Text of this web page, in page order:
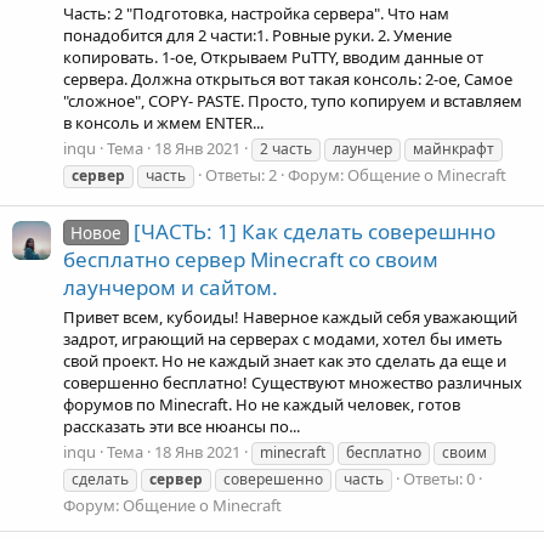
Часть: 2 "Подготовка, настройка сервера". Что нам
понадобится для 2 части: ​ 1. Ровные руки. 2. Умение
копировать. 1-ое, Открываем PuTTY, вводим данные от
сервера. Должна открыться вот такая консоль: 2-ое, Самое
"сложное", COPY- PASTE. Просто, тупо копируем и вставляем
в консоль и жмем ENTER...
inqu Тема 18 Янв 2021 2 часть лаунчер
майнкрафт
сервер
часть Ответы: 2 Форум: Общение о Minecraft
Новое
[ЧАСТЬ: 1] Как сделать соверешнно
бесплатно сервер Minecraft со своим
лаунчером и сайтом.
Привет всем, кубоиды! Наверное каждый себя уважающий
задрот, играющий на серверах с модами, хотел бы иметь
свой проект. Но не каждый знает как это сделать да еще и
совершенно бесплатно! Существуют множество различных
форумов по Minecraft. Но не каждый человек, готов
рассказать эти все нюансы по...
inqu Тема 18 Янв 2021 minecraft бесплатно
своим
сделать
сервер соверешенно часть
Ответы: 0
Форум: Общение о Minecraft